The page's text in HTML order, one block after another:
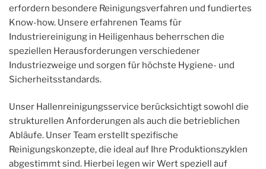
erfordern besondere Reinigungsverfahren und fundiertes
Know-how. Unsere erfahrenen Teams für
Industriereinigung in Heiligenhaus beherrschen die
speziellen Herausforderungen verschiedener
Industriezweige und sorgen für höchste Hygiene- und
Sicherheitsstandards.
Unser Hallenreinigungsservice berücksichtigt sowohl die
strukturellen Anforderungen als auch die betrieblichen
Abläufe. Unser Team erstellt spezifische
Reinigungskonzepte, die ideal auf Ihre Produktionszyklen
abgestimmt sind. Hierbei legen wir Wert speziell auf